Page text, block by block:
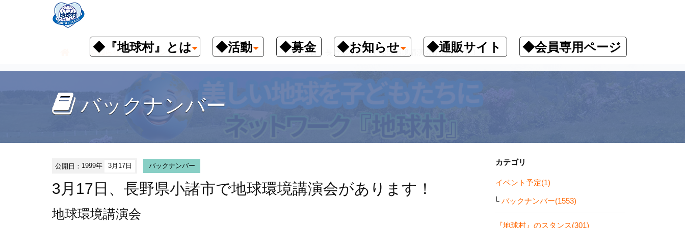
◆『地球村』とは ◆活動 ◆募金 ◆お知らせ ◆通販サイト ◆会員専用ページ
お知らせ イベント予定 バックナンバー 3月17日、長野県小諸市で地球環境講演会があります！
バックナンバー
公開日： 1999年 3月17日 バックナンバー
3月17日、長野県小諸市で地球環境講演会があります！
地球環境講演会
カテゴリ
イベント予定(1)
バックナンバー(1553)
『地球村』のスタンス(301)